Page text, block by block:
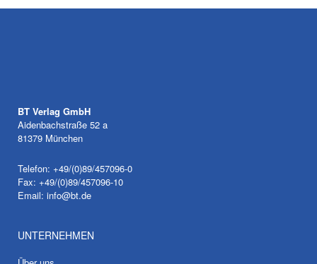
BT Verlag GmbH
Aidenbachstraße 52 a
81379 München
Telefon: +49/(0)89/457096-0
Fax: +49/(0)89/457096-10
Email: info@bt.de
UNTERNEHMEN